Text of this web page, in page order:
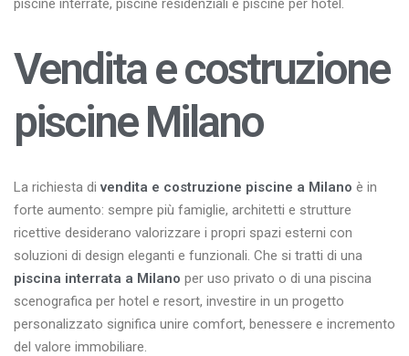
Vendita e costruzione
piscine Milano
La richiesta di vendita e costruzione piscine a Milano è in
forte aumento: sempre più famiglie, architetti e strutture
ricettive desiderano valorizzare i propri spazi esterni con
soluzioni di design eleganti e funzionali. Che si tratti di una
piscina interrata a Milano per uso privato o di una piscina
scenografica per hotel e resort, investire in un progetto
personalizzato significa unire comfort, benessere e incremento
del valore immobiliare.